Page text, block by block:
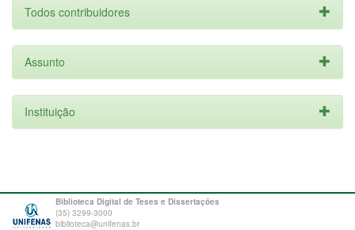
Todos contribuidores
Assunto
Instituição
Biblioteca Digital de Teses e Dissertações
(35) 3299-3000
biblioteca@unifenas.br